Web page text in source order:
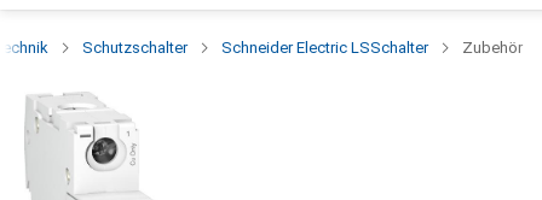
Schutzschalter Schneider Electric LSSchalter Zubehör